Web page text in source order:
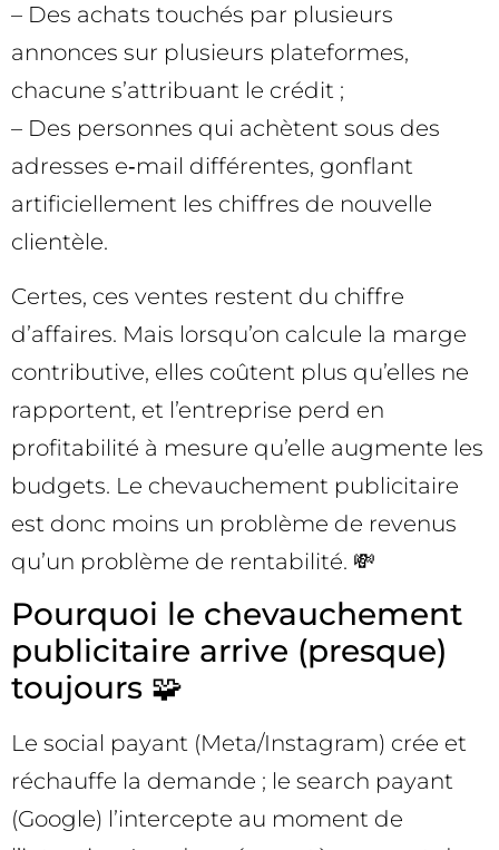
– Des achats touchés par plusieurs
annonces sur plusieurs plateformes,
chacune s’attribuant le crédit ;
– Des personnes qui achètent sous des
adresses e‑mail différentes, gonflant
artificiellement les chiffres de nouvelle
clientèle.
Certes, ces ventes restent du chiffre
d’affaires. Mais lorsqu’on calcule la marge
contributive, elles coûtent plus qu’elles ne
rapportent, et l’entreprise perd en
profitabilité à mesure qu’elle augmente les
budgets. Le chevauchement publicitaire
est donc moins un problème de revenus
qu’un problème de rentabilité. 💸
Pourquoi le chevauchement
publicitaire arrive (presque)
toujours 🧩
Le social payant (Meta/Instagram) crée et
réchauffe la demande ; le search payant
(Google) l’intercepte au moment de